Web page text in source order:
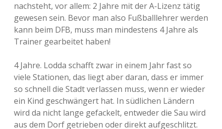
nachsteht, vor allem: 2 Jahre mit der A-Lizenz tätig
gewesen sein. Bevor man also Fußballlehrer werden
kann beim DFB, muss man mindestens 4 Jahre als
Trainer gearbeitet haben!
4 Jahre. Lodda schafft zwar in einem Jahr fast so
viele Stationen, das liegt aber daran, dass er immer
so schnell die Stadt verlassen muss, wenn er wieder
ein Kind geschwängert hat. In südlichen Ländern
wird da nicht lange gefackelt, entweder die Sau wird
aus dem Dorf getrieben oder direkt aufgeschlitzt.